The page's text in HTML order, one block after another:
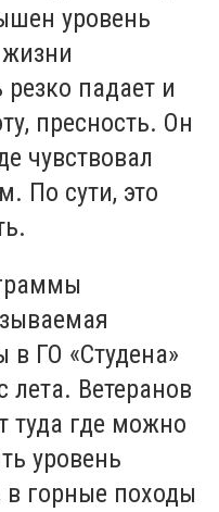
уровень
падает и
пресность. Он
чувствовал
По сути, это
в ГО «Студена»
лета. Ветеранов
туда где можно
уровень
горные походы